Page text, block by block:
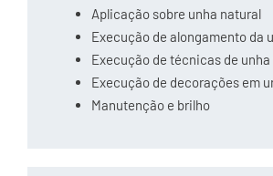
Aplicação sobre unha natural
Execução de alongamento da
Execução de técnicas de
Execução de decorações em
Manutenção e brilho